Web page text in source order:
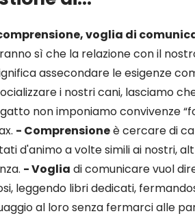
voglia di
sì che la relazione con il
assecondare le esigenze
i nostri cani, lasciamo
non imponiamo convivenze
- Comprensioneè cercare di
d'animo a volte simili ai nostri,
- Voglia di comunicare vuol
leggendo libri dedicati,
al loro senza fermarci alle